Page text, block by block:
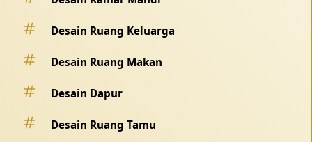
Desain Ruang Keluarga
Desain Ruang Makan
Desain Dapur
Desain Ruang Tamu